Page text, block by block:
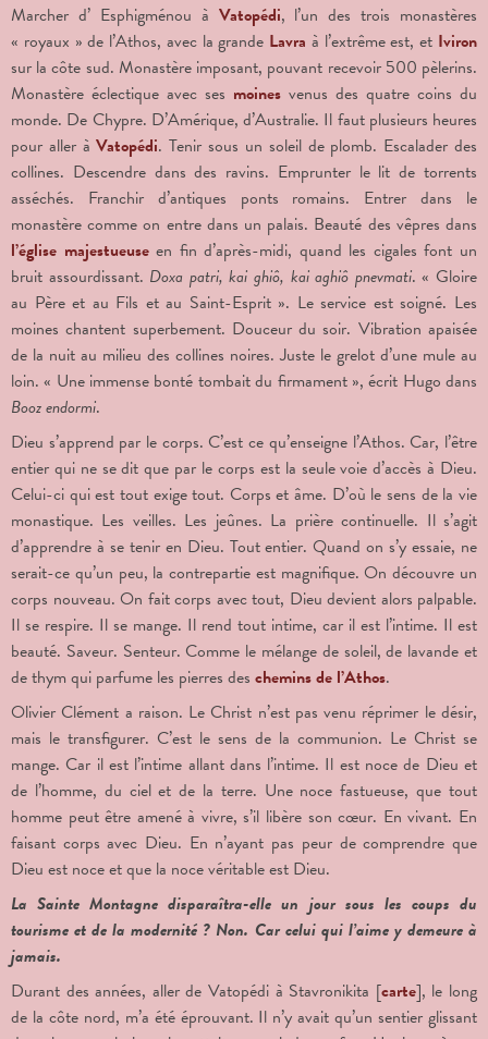
Marcher d’ Esphigménou à Vatopédi, l’un des trois monastères
« royaux » de l’Athos, avec la grande Lavra à l’extrême est, et Iviron
sur la côte sud. Monastère imposant, pouvant recevoir 500 pèlerins.
Monastère éclectique avec ses moines venus des quatre coins du
monde. De Chypre. D’Amérique, d’Australie. Il faut plusieurs heures
pour aller àVatopédi. Tenir sous un soleil de plomb. Escalader des
collines. Descendre dans des ravins. Emprunter le lit de torrents
asséchés. Franchir d’antiques ponts romains. Entrer dans le
monastère comme on entre dans un palais. Beauté des vêpres dans
l’église majestueuseen fin d’après-midi, quand les cigales font un
bruit assourdissant. Doxa patri, kai ghiô, kai aghiô pnevmati. « Gloire
au Père et au Fils et au Saint-Esprit ». Le service est soigné. Les
moines chantent superbement. Douceur du soir. Vibration apaisée
de la nuit au milieu des collines noires. Juste le grelot d’une mule au
loin. « Une immense bonté tombait du firmament », écrit Hugo dans
Booz endormi.
Dieu s’apprend par le corps. C’est ce qu’enseigne l’Athos. Car, l’être
entier qui ne se dit que par le corps est la seule voie d’accès à Dieu.
Celui-ci qui est tout exige tout. Corps et âme. D’où le sens de la vie
monastique. Les veilles. Les jeûnes. La prière continuelle. Il s’agit
d’apprendre à se tenir en Dieu. Tout entier. Quand on s’y essaie, ne
serait-ce qu’un peu, la contrepartie est magnifique. On découvre un
corps nouveau. On fait corps avec tout, Dieu devient alors palpable.
Il se respire. Il se mange. Il rend tout intime, car il est l’intime. Il est
beauté. Saveur. Senteur. Comme le mélange de soleil, de lavande et
de thym qui parfume les pierres des chemins de l’Athos.
Olivier Clément a raison. Le Christ n’est pas venu réprimer le désir,
mais le transfigurer. C’est le sens de la communion. Le Christ se
mange. Car il est l’intime allant dans l’intime. Il est noce de Dieu et
de l’homme, du ciel et de la terre. Une noce fastueuse, que tout
homme peut être amené à vivre, s’il libère son cœur. En vivant. En
faisant corps avec Dieu. En n’ayant pas peur de comprendre que
Dieu est noce et que la noce véritable est Dieu.
La Sainte Montagne disparaîtra-elle un jour sous les coups du
tourisme et de la modernité ? Non. Car celui qui l’aime y demeure à
jamais.
Durant des années, aller de Vatopédi à Stavronikita [carte], le long
de la côte nord, m’a été éprouvant. Il n’y avait qu’un sentier glissant